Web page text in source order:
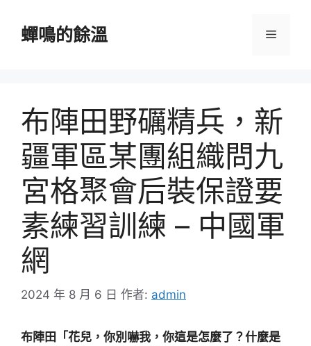
蟬鳴的餘溫 選
布陣田野礪精兵，新
疆軍區某團組織問九
宮格聚會后裝保證要
素練習訓練 – 中國軍
網
2024 年 8 月 6 日 作者: admin
布陣田「花兒，你別嚇我，你這是怎麼了？什麼是